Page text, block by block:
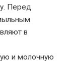
Перед
в
и молочную